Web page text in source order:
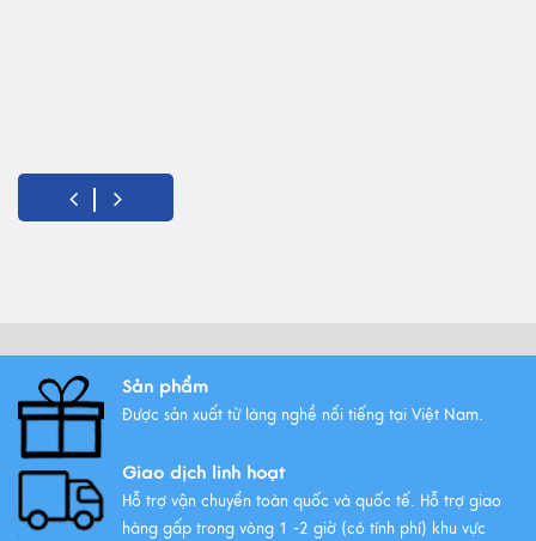
Sản phẩm
Được sản xuất từ làng nghề nổi tiếng tại Việt Nam.
Giao dịch linh hoạt
Hỗ trợ vận chuyển toàn quốc và quốc tế. Hỗ trợ giao
hàng gấp trong vòng 1 -2 giờ (có tính phí) khu vực